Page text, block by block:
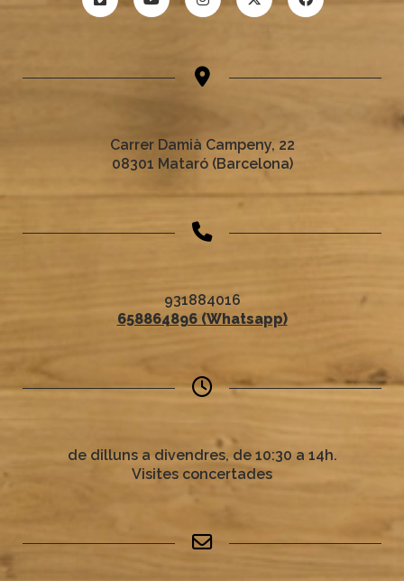
Carrer Damià Campeny, 22
08301 Mataró (Barcelona)
931884016
658864896 (Whatsapp)
de dilluns a divendres, de 10:30 a 14h.
Visites concertades